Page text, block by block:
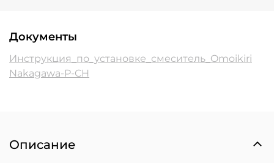
Документы
Инструкция_по_установке_смеситель_Omoikiri
Nakagawa-P-CH
Описание